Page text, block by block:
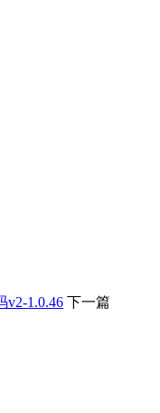
v2-1.0.46 下一篇